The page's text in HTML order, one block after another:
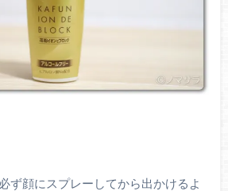
ず顔にスプレーしてから出かけるよ